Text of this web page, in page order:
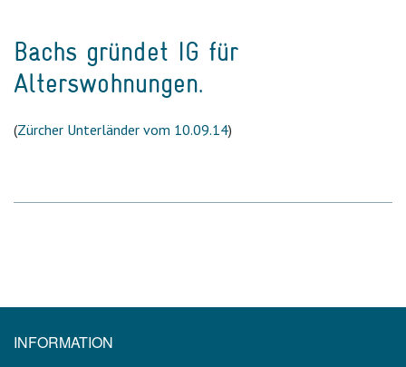
Bachs gründet IG für
Alterswohnungen.
(Zürcher Unterländer vom 10.09.14)
INFORMATION